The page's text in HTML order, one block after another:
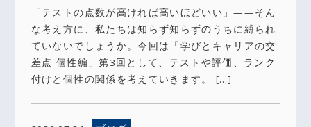
「テストの点数が高ければ高いほどいい」——そん
な考え方に、私たちは知らず知らずのうちに縛られ
ていないでしょうか。今回は「学びとキャリアの交
差点 個性編」第3回として、テストや評価、ランク
付けと個性の関係を考えていきます。 […]